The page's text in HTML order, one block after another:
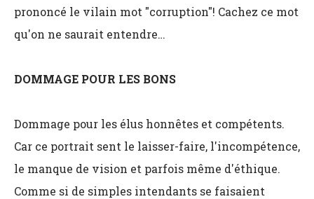
prononcé le vilain mot "corruption"! Cachez ce mot
qu'on ne saurait entendre…
DOMMAGE POUR LES BONS
Dommage pour les élus honnêtes et compétents.
Car ce portrait sent le laisser-faire, l'incompétence,
le manque de vision et parfois même d'éthique.
Comme si de simples intendants se faisaient